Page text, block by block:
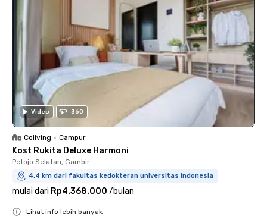
Video 360
Coliving • Campur
Kost Rukita Deluxe Harmoni
Petojo Selatan, Gambir
4.4 km dari fakultas kedokteran universitas indonesia
mulai dari Rp4.368.000 /bulan
Lihat info lebih banyak